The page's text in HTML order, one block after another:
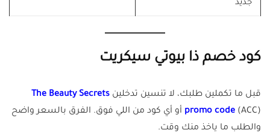
جديد
كود خصم ذا بيوتي سيكريت
قبل ما تكملين طلبك، لا تنسين تدخلين The Beauty Secrets
promo code (ACC) أو أي كود من اللي فوق. الفرق بالسعر واضح
والطلب ما ياخذ منك وقت.